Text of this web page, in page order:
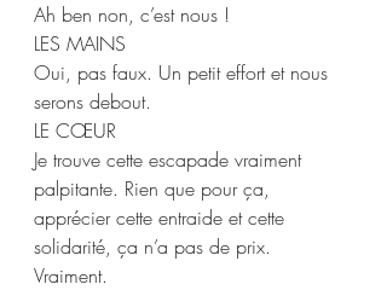
Ah ben non, c’est nous !
LES MAINS
Oui, pas faux. Un petit effort et nous
serons debout.
LE CŒUR
Je trouve cette escapade vraiment
palpitante. Rien que pour ça,
apprécier cette entraide et cette
solidarité, ça n’a pas de prix.
Vraiment.